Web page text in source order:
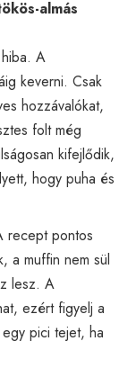
almás
A
keverni. Csak
hozzávalókat,
folt még
kifejlődik,
hogy puha és
recept pontos
a muffin nem sül
lesz. A
ezért figyelj a
pici tejet, ha